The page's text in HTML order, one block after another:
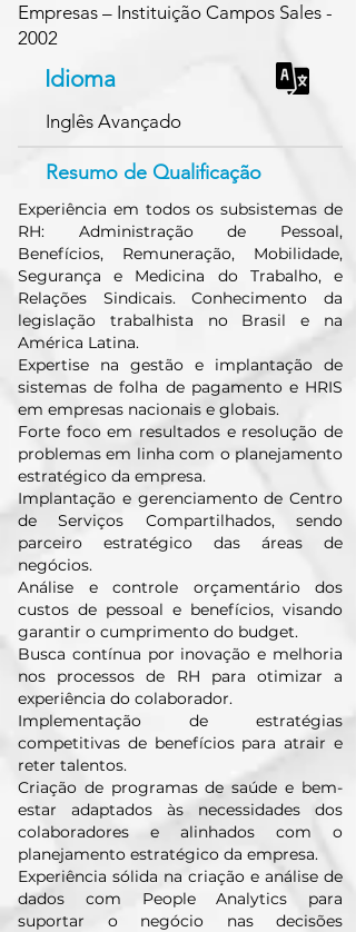
Empresas – Instituição Campos Sales -
2002
Idioma
Inglês Avançado
Resumo de Qualificação
Experiência em todos os subsistemas de
RH: Administração de Pessoal,
Benefícios, Remuneração, Mobilidade,
Segurança e Medicina do Trabalho, e
Relações Sindicais. Conhecimento da
legislação trabalhista no Brasil e na
América Latina.
Expertise na gestão e implantação de
sistemas de folha de pagamento e HRIS
em empresas nacionais e globais.
Forte foco em resultados e resolução de
problemas em linha com o planejamento
estratégico da empresa.
Implantação e gerenciamento de Centro
de Serviços Compartilhados, sendo
parceiro estratégico das áreas de
negócios.
Análise e controle orçamentário dos
custos de pessoal e benefícios, visando
garantir o cumprimento do budget.
Busca contínua por inovação e melhoria
nos processos de RH para otimizar a
experiência do colaborador.
Implementação de estratégias
competitivas de benefícios para atrair e
reter talentos.
Criação de programas de saúde e bem-
estar adaptados às necessidades dos
colaboradores e alinhados com o
planejamento estratégico da empresa.
Experiência sólida na criação e análise de
dados com People Analytics para
suportar o negócio nas decisões